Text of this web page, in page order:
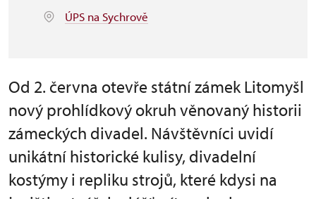
ÚPS na Sychrově
Od 2. června otevře státní zámek Litomyšl
nový prohlídkový okruh věnovaný historii
zámeckých divadel. Návštěvníci uvidí
unikátní historické kulisy, divadelní
kostýmy i repliku strojů, které kdysi na